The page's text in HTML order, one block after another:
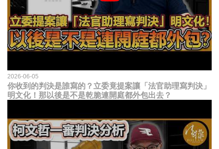
2026-06-05
你收到的判決是誰寫的？立委竟提案讓「法官助理寫判決」
明文化！那以後是不是乾脆連開庭都外包出去？